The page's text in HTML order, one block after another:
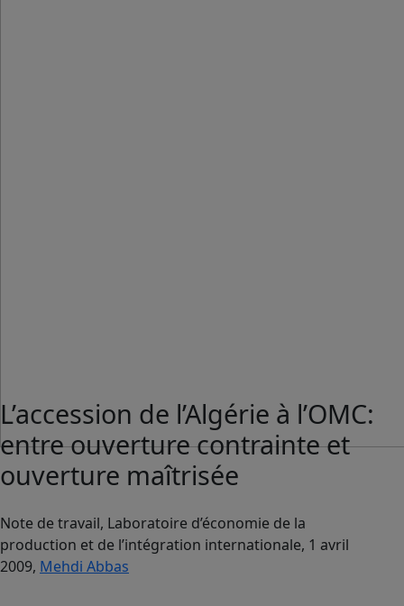
L’accession de l’Algérie à l’OMC:
entre ouverture contrainte et
ouverture maîtrisée
Note de travail, Laboratoire d’économie de la
production et de l’intégration internationale, 1 avril
2009, Mehdi Abbas